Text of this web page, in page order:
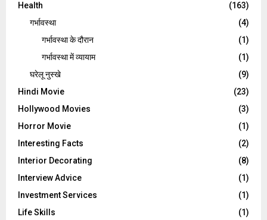
Health
(163)
गर्भावस्था
(4)
गर्भावस्‍था के दौरान
(1)
गर्भावस्था में व्यायाम
(1)
घरेलू नुस्‍खे
(9)
Hindi Movie
(23)
Hollywood Movies
(3)
Horror Movie
(1)
Interesting Facts
(2)
Interior Decorating
(8)
Interview Advice
(1)
Investment Services
(1)
Life Skills
(1)